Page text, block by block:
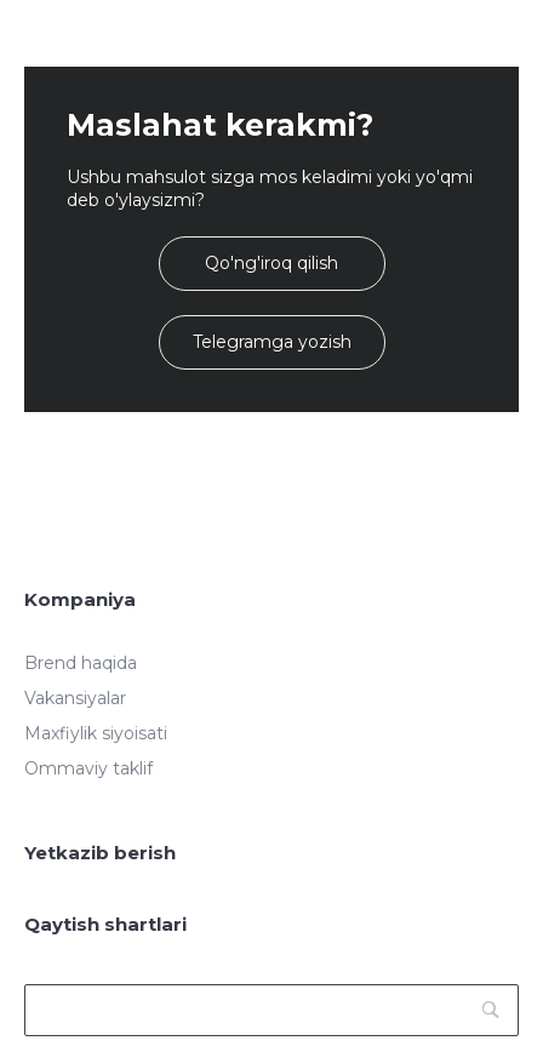
Maslahat kerakmi?
Ushbu mahsulot sizga mos keladimi yoki yo'qmi
deb o'ylaysizmi?
Qo'ng'iroq qilish
Telegramga yozish
Kompaniya
Brend haqida
Vakansiyalar
Maxfiylik siyoisati
Ommaviy taklif
Yetkazib berish
Qaytish shartlari